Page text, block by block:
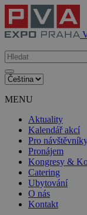
MENU
Aktuality
Kalendář akcí
Pro
Pronájem
Kongresy &
Catering
Ubytování
O nás
Kontakt